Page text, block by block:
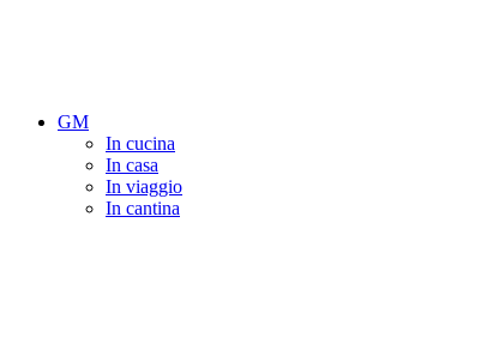
GM
In cucina
In casa
In viaggio
In cantina